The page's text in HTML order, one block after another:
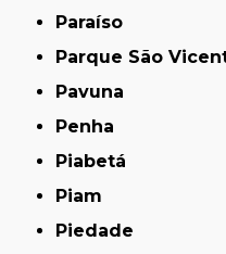
Paraíso
Parque São
Pavuna
Penha
Piabetá
Piam
Piedade